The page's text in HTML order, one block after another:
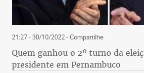
21:27 - 30/10/2022- Compartilhe
Quem ganhou o 2º turno da
presidente em Pernambuco